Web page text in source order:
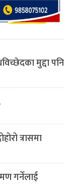
मुद्दा पनि
त्रासमा
गर्नेलाई